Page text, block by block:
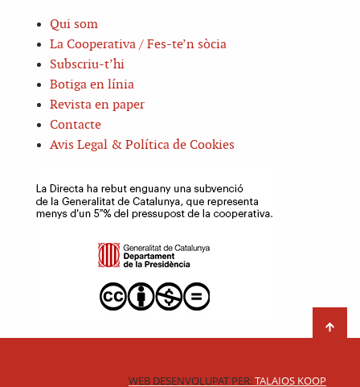
Qui som
La Cooperativa / Fes-te’n sòcia
Subscriu-t’hi
Botiga en línia
Revista en paper
Contacte
Avis Legal & Política de Cookies
WEB DESENVOLUPAT PER:TALAIOS KOOP